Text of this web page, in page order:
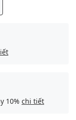
10% chi tiết